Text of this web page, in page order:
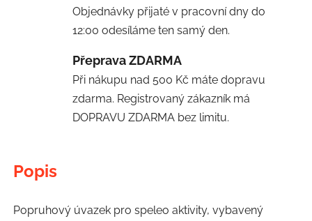
Objednávky přijaté v pracovní dny do
12:00 odesíláme ten samý den.
Přeprava ZDARMA
Při nákupu nad 500 Kč máte dopravu
zdarma. Registrovaný zákazník má
DOPRAVU ZDARMA bez limitu.
Popis
Popruhový úvazek pro speleo aktivity, vybavený